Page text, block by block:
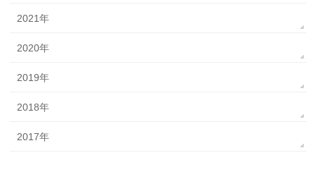
2021年
2020年
2019年
2018年
2017年